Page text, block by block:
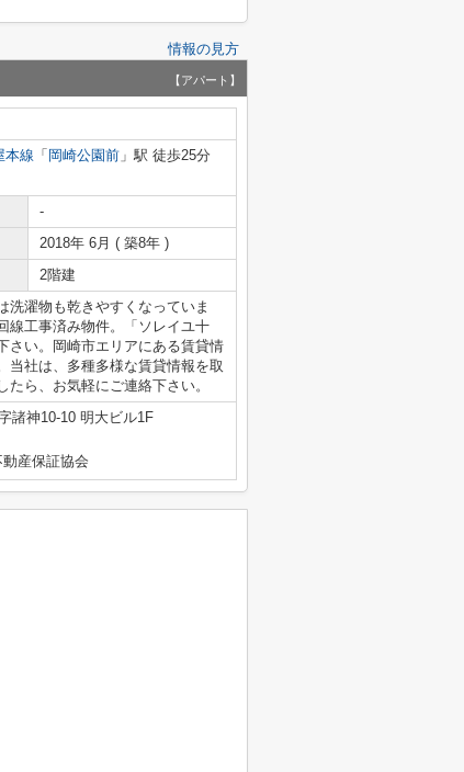
情報の見方
【アパート】
本線 「 岡崎公園前 」駅 徒歩25分
-
2018年 6月 ( 築8年 )
2階建
洗濯物も乾きやすくなっていま
線工事済み物件。「ソレイユ十
さい。岡崎市エリアにある賃貸情
当社は、多種多様な賃貸情報を取
ら、お気軽にご連絡下さい。
諸神10-10 明大ビル1F
産保証協会